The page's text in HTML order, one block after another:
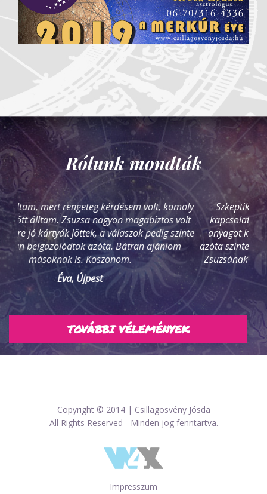
Rólunk mondták
Szkeptikus voltam a megrendelt horoszkóppal
kapcsolatban, de egy igen részletesen kidolgozott
anyagot kaptam, melynek első kardinális pontjait,
azóta szinte szóról szóra ki tudtam pipálni. Köszönöm
Zsuzsának az elemzést és legközelebb a kártyát is ki
fogom próbálni.
Kiss Tímea, Budapest
TOVÁBBI VÉLEMÉNYEK
Copyright © 2014 | Csillagösvény Jósda
All Rights Reserved - Minden jog fenntartva.
Impresszum